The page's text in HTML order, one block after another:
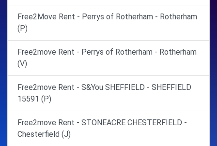
Free2Move Rent - Perrys of Rotherham - Rotherham
(P)
Free2move Rent - Perrys of Rotherham - Rotherham
(V)
Free2move Rent - S&You SHEFFIELD - SHEFFIELD
15591 (P)
Free2move Rent - STONEACRE CHESTERFIELD -
Chesterfield (J)